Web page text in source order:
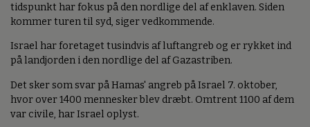
tidspunkt har fokus på den nordlige del af enklaven. Siden
kommer turen til syd, siger vedkommende.
Israel har foretaget tusindvis af luftangreb og er rykket ind
på landjorden i den nordlige del af Gazastriben.
Det sker som svar på Hamas' angreb på Israel 7. oktober,
hvor over 1400 mennesker blev dræbt. Omtrent 1100 af dem
var civile, har Israel oplyst.